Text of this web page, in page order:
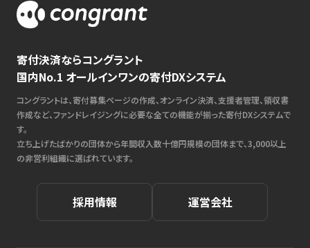
寄付決済ならコングラント
国内No.1 オールインワンの寄付DXシステム
コングラントは、寄付募集ページの作成、オンライン決済、支援者管理、領収書
作成など、ファンドレイジングに必要な全ての機能が揃った寄付DXシステムで
す。
立ち上げたばかりの団体から年間収入数十億円規模の団体まで、3,000以上
の非営利組織に選ばれています。
採用情報 運営会社